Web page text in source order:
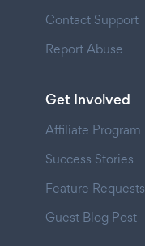
Contact Support
Report Abuse
Get Involved
Affiliate Program
Success Stories
Feature Requests
Guest Blog Post